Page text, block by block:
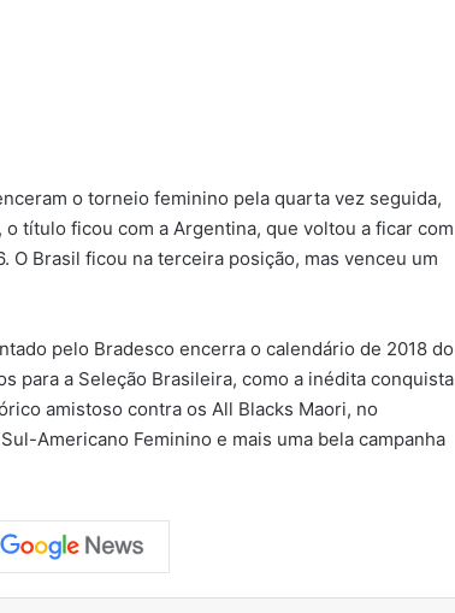
o torneio feminino pela quarta vez seguida,
título ficou com a Argentina, que voltou a ficar com
O Brasil ficou na terceira posição, mas venceu um
pelo Bradesco encerra o calendário de 2018 do
para a Seleção Brasileira, como a inédita conquista
amistoso contra os All Blacks Maori, no
Americano Feminino e mais uma bela campanha